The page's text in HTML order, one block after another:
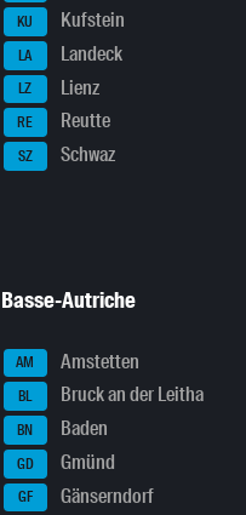
KU Kufstein
LA Landeck
LZ Lienz
RE Reutte
SZ Schwaz
Basse-Autriche
AM Amstetten
BL Bruck an der Leitha
BN Baden
GD Gmünd
GF Gänserndorf